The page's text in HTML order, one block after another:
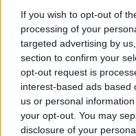
If you wish to opt-out of
processing of your
targeted advertising by
section to confirm your
opt-out request is
interest-based ads based
us or personal
your opt-out. You may
disclosure of your
Kászemí
nem sokkal
egyébként
meghalt.